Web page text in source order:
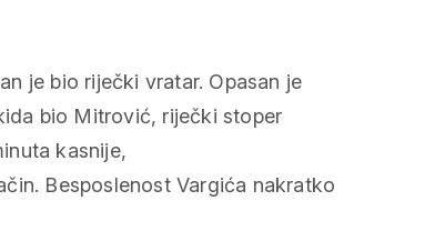
je bio riječki vratar. Opasan je
bio Mitrović, riječki stoper
kasnije,
Besposlenost Vargića nakratko